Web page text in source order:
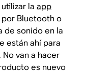
utilizar laapp
Bluetooth o
de sonido en la
están ahí para
van a hacer
es nuevo